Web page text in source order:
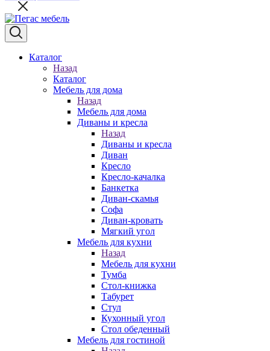
Каталог
Назад
Каталог
Мебель для дома
Назад
Мебель для дома
Диваны и кресла
Назад
Диваны и кресла
Диван
Кресло
Кресло-качалка
Банкетка
Диван-скамья
Софа
Диван-кровать
Мягкий угол
Мебель для кухни
Назад
Мебель для кухни
Тумба
Стол-книжка
Табурет
Стул
Кухонный угол
Стол обеденный
Мебель для гостиной